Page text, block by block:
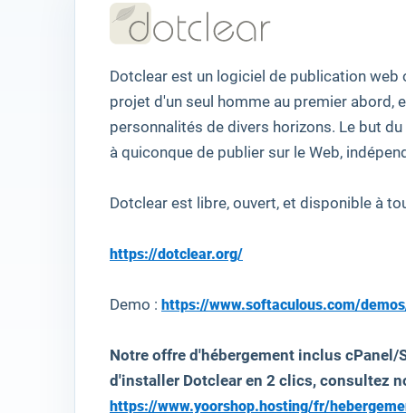
Dotclear est un logiciel de publication web
projet d'un seul homme au premier abord,
personnalités de divers horizons. Le but du
à quiconque de publier sur le Web,
Dotclear est libre, ouvert, et disponible à
https://dotclear.org/
Demo : https://www.softaculous.com/
Notre offre d'hébergement inclus
d'installer Dotclear en 2 clics, consultez
https://www.yoorshop.hosting/fr/